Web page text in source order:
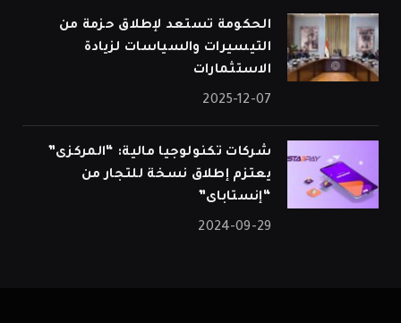
الحكومة تستعد لإطلاق حزمة من
التيسيرات والسياسات لزيادة
الاستثمارات
2025-12-07
شركات تكنولوجيا مالية: “المركزى”
يعتزم إطلاق نسخة للتجار من
“إنستاباى”
2024-09-29